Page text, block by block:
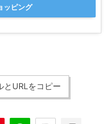
ッピング
とURLをコピー